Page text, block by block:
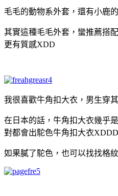
毛毛的動物系外套，還有小鹿
其實這種毛毛外套，蠻推薦搭
更有質感XDD
我很喜歡牛角扣大衣，男生穿
在日本的話，牛角扣大衣幾乎
對都會出駝色牛角扣大衣XDDD
如果膩了駝色，也可以找找格